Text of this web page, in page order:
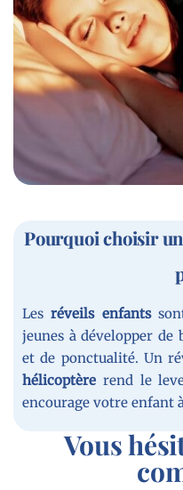
Pourquoi choisir
Lesréveils enfants
jeunes à développer de
et de ponctualité. Un
hélicoptère rend le
encourage votre enfant
Vous